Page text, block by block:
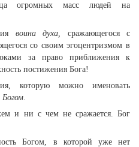
огромных масс людей на
воина духа, сражающегося с
со своим эгоцентризмом в
за право приближения к
постижения Бога!
которую можно именовать
Богом.
и ни с чем не сражается. Бог
Богом, в которой уже нет